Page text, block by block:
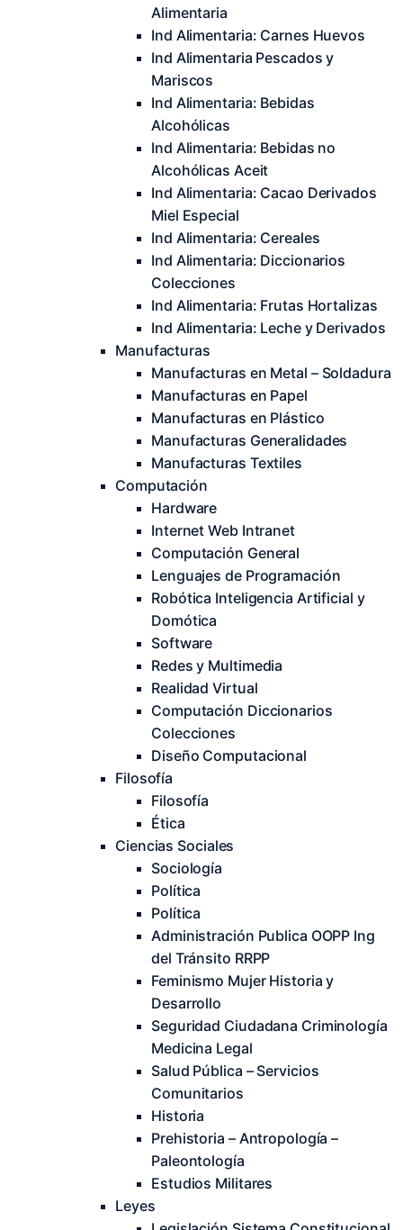
Alimentaria
Ind Alimentaria: Carnes Huevos
Ind Alimentaria Pescados y
Mariscos
Ind Alimentaria: Bebidas
Alcohólicas
Ind Alimentaria: Bebidas no
Alcohólicas Aceit
Ind Alimentaria: Cacao Derivados
Miel Especial
Ind Alimentaria: Cereales
Ind Alimentaria: Diccionarios
Colecciones
Ind Alimentaria: Frutas Hortalizas
Ind Alimentaria: Leche y Derivados
Manufacturas
Manufacturas en Metal – Soldadura
Manufacturas en Papel
Manufacturas en Plástico
Manufacturas Generalidades
Manufacturas Textiles
Computación
Hardware
Internet Web Intranet
Computación General
Lenguajes de Programación
Robótica Inteligencia Artificial y
Domótica
Software
Redes y Multimedia
Realidad Virtual
Computación Diccionarios
Colecciones
Diseño Computacional
Filosofía
Filosofía
Ética
Ciencias Sociales
Sociología
Política
Política
Administración Publica OOPP Ing
del Tránsito RRPP
Feminismo Mujer Historia y
Desarrollo
Seguridad Ciudadana Criminología
Medicina Legal
Salud Pública – Servicios
Comunitarios
Historia
Prehistoria – Antropología –
Paleontología
Estudios Militares
Leyes